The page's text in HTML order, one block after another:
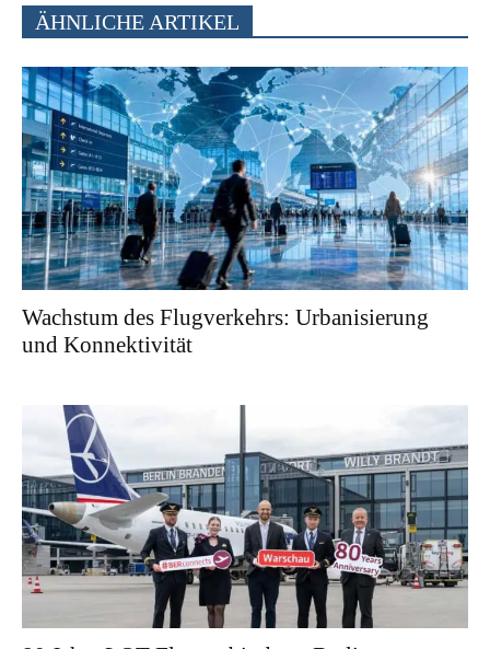
ÄHNLICHE ARTIKEL
Wachstum des Flugverkehrs: Urbanisierung
und Konnektivität